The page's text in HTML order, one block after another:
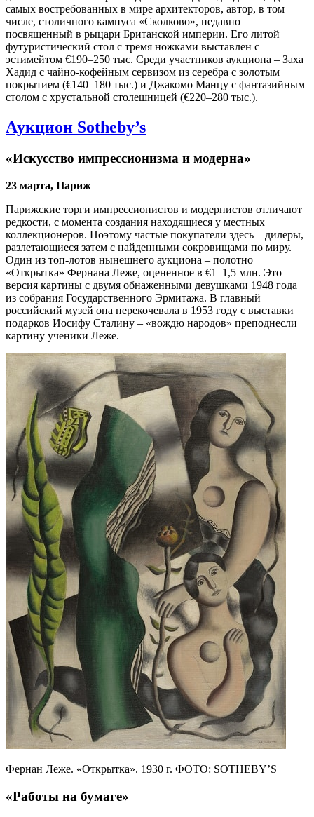
самых востребованных в мире архитекторов, автор, в том
числе, столичного кампуса «Сколково», недавно
посвященный в рыцари Британской империи. Его литой
футуристический стол с тремя ножками выставлен с
эстимейтом €190–250 тыс. Среди участников аукциона – Заха
Хадид с чайно-кофейным сервизом из серебра с золотым
покрытием (€140–180 тыс.) и Джакомо Манцу с фантазийным
столом с хрустальной столешницей (€220–280 тыс.).
Аукцион Sotheby’s
«Искусство импрессионизма и модерна»
23 марта, Париж
Парижские торги импрессионистов и модернистов отличают
редкости, с момента создания находящиеся у местных
коллекционеров. Поэтому частые покупатели здесь – дилеры,
разлетающиеся затем с найденными сокровищами по миру.
Один из топ-лотов нынешнего аукциона – полотно
«Открытка» Фернана Леже, оцененное в €1–1,5 млн. Это
версия картины с двумя обнаженными девушками 1948 года
из собрания Государственного Эрмитажа. В главный
российский музей она перекочевала в 1953 году с выставки
подарков Иосифу Сталину – «вождю народов» преподнесли
картину ученики Леже.
Фернан Леже. «Открытка». 1930 г. ФОТО: SOTHEBY’S
«Работы на бумаге»